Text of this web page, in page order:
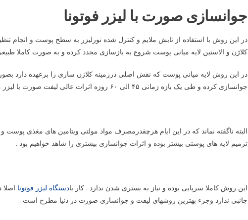
جوانسازی صورت با لیزر فوتونا
در این روش با استفاده از تابش ملایم و کنترل شده نورلیزر به سطح پوست و
کلاژن و الاستین لایه میانی پوست شروع به بازسازی مجدد کرده و به صورت کاملا
در این روش لایه میانی پوست که نقش اصلی درزمینه کلاژن سازی را برعهده دارد
جوانسازی کرده و طی یک بازه زمانی ۴۵ الی ۶۰ روزه اثرات عالی لیفت صورت با لیزر مشاهده میشود .
البته ناگفته نماند که در این ایام هرچقدرمصرف مواد مولتی ویتامین های مغذی
ترمیم لایه های پوستی بیشتر بوده و اثرات جوانسازی بیشتری را شاهد خواهیم بود .
این روش کاملا سرپایی بوده و نیاز به بستری شدن ندارد . کار بادستگاه لیزر فوتونا
جانبی ندارد وجزء بهترین روشهای لیفت و جوانسازی صورت در دنیا مطرح است .